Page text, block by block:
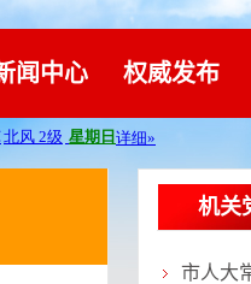
闻中心 权威发布
机关
市人大